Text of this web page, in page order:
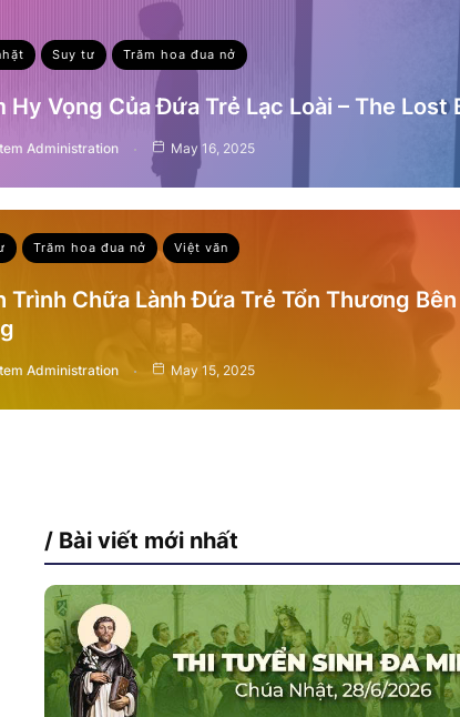
Suy tư Trăm hoa đua nở
Hy Vọng Của Đứa Trẻ Lạc Loài – The Lost
Administration May 16, 2025
Trăm hoa đua nở Việt văn
Trình Chữa Lành Đứa Trẻ Tổn Thương Bên
Administration May 15, 2025
/ Bài viết mới nhất